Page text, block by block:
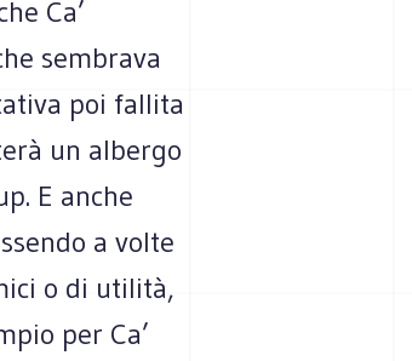
Ca’
sembrava
poi fallita
un albergo
E anche
a volte
o di utilità,
per Ca’